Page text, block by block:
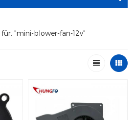
"mini-blower-fan-12v"